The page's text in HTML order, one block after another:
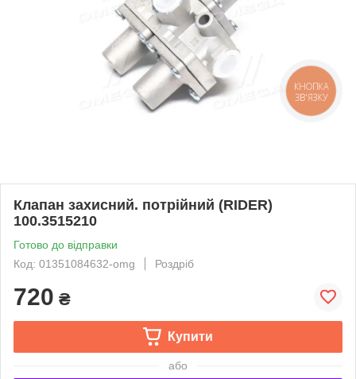
Клапан захисний. потрійний (RIDER)
100.3515210
Готово до відправки
Код: 01351084632-omg
Роздріб
720 ₴
Купити
або
КНОПКА
ЗВ'ЯЗКУ